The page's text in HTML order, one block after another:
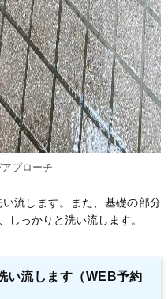
プローチ
流します。また、基礎の部分
しっかりと洗い流します。
い流します（WEB予約